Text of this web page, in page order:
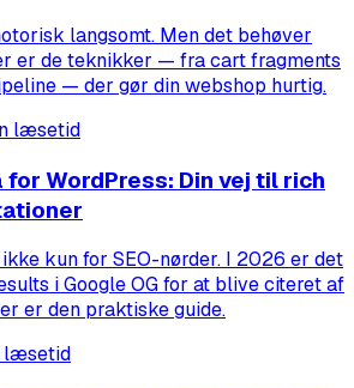
langsomt. Men det behøver
er de teknikker — fra cart fragments
— der gør din webshop hurtig.
læsetid
WordPress: Din vej til rich
kun for SEO-nørder. I 2026 er det
i Google OG for at blive citeret af
er den praktiske guide.
læsetid